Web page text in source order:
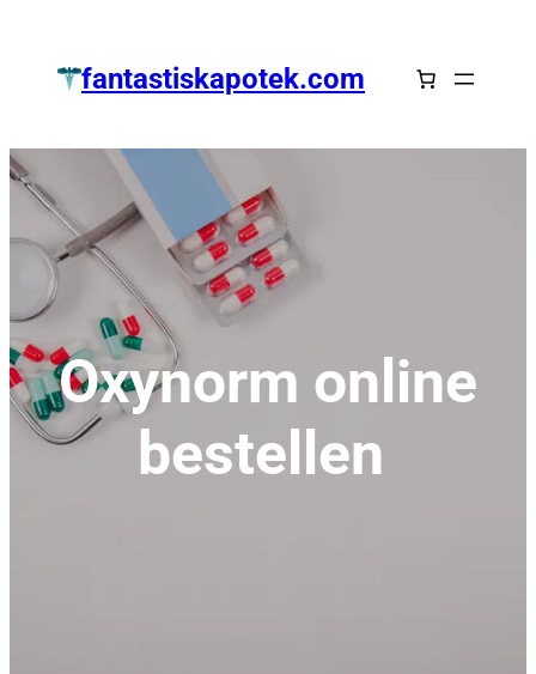
springenfantastiskapotek.com
Oxynorm online
bestellen